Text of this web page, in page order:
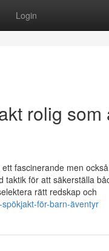
Login
rolig som
fascinerande men
för att säkerställa
rätt redskap och
för-barn-äventyr